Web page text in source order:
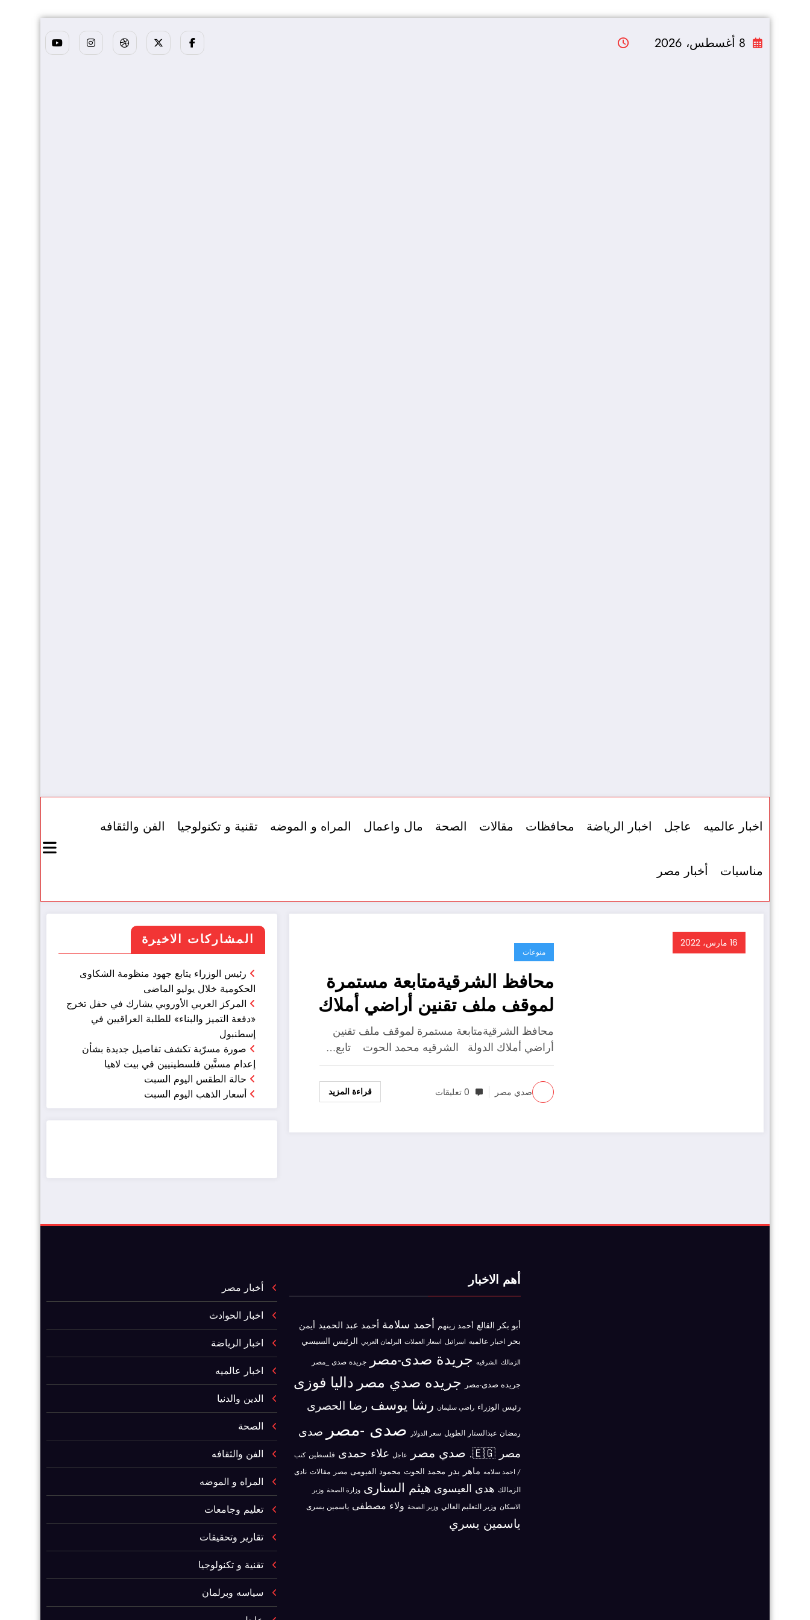
إلى
8 أغسطس، 2026
اخبار عالميه عاجل اخبار الرياضة محافظات مقالات الصحة مال واعمال المراه و الموضه تقنية و تكنولوجيا الفن والثقافه
مناسبات أخبار مصر
16 مارس، 2022
منوعات
محافظ الشرقيةمتابعة مستمرة
لموقف ملف تقنين أراضي أملاك
الدولة
محافظ الشرقيةمتابعة مستمرة لموقف ملف تقنين
أراضي أملاك الدولة الشرقيه محمد الحوت تابع…
صدي مصر 0 تعليقات قراءة المزيد
المشاركات الاخيرة
رئيس الوزراء يتابع جهود منظومة الشكاوى
الحكومية خلال يوليو الماضى
المركز العربي الأوروبي يشارك في حفل تخرج
«دفعة التميز والبناء» للطلبة العراقيين في
إسطنبول
صورة مسرّبة تكشف تفاصيل جديدة بشأن
إعدام مسنَّين فلسطينيين في بيت لاهيا
حالة الطقس اليوم السبت
أسعار الذهب اليوم السبت
أهم الاخبار
أبو بكر القالع أحمد زينهم أحمد سلامة أحمد عبد الحميد أيمن
بحر اخبار عالميه اسرائيل اسعار العملات البرلمان العربي الرئيس السيسي
الزمالك الشرقيه جريدة صدى-مصر جريدة صدى _مصر
جريده صدى-مصر جريده صدي مصر داليا فوزى
رئيس الوزراء راضي سليمان رشا يوسف رضا الحصرى
رمضان عبدالستار الطويل سعر الدولار صدى -مصر صدى
مصر 🇪🇬.
صدي مصر عاجل علاء حمدى فلسطين كتب
/ احمد سلامه ماهر بدر محمد الحوت محمود الفيومى مصر مقالات نادى
الزمالك هدى العيسوى هيثم السنارى وزارة الصحة وزير
الاسكان وزير التعليم العالي وزير الصحة ولاء مصطفى ياسمين يسرى
ياسمين يسري
أخبار مصر
اخبار الحوادث
اخبار الرياضة
اخبار عالميه
الدين والدنيا
الصحة
الفن والثقافه
المراه و الموضه
تعليم وجامعات
تقارير وتحقيقات
تقنية و تكنولوجيا
سياسه وبرلمان